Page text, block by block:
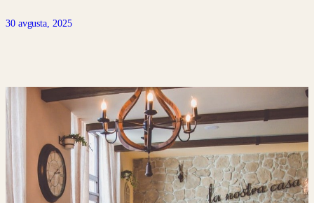
30 avgusta, 2025